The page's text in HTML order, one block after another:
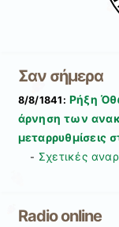
Σαν σήμερα
8/8/1841: Ρήξη
άρνηση των
μεταρρυθμίσεις
- Σχετικές
Radio online